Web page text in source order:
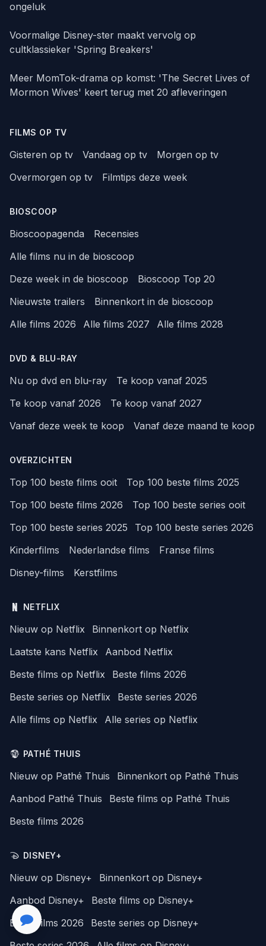
ongeluk
Voormalige Disney-ster maakt vervolg op
cultklassieker 'Spring Breakers'
Meer MomTok-drama op komst: 'The Secret Lives of
Mormon Wives' keert terug met 20 afleveringen
FILMS OP TV
Gisteren op tv Vandaag op tv
Morgen op tv
Overmorgen op tv
Filmtips deze week
BIOSCOOP
Bioscoopagenda
Recensies
Alle films nu in de bioscoop
Deze week in de bioscoop
Bioscoop Top 20
Nieuwste trailers
Binnenkort in de bioscoop
Alle films 2026
Alle films 2027 Alle films 2028
DVD & BLU-RAY
Nu op dvd en blu-ray
Te koop vanaf 2025
Te koop vanaf 2026
Te koop vanaf 2027
Vanaf deze week te koop
Vanaf deze maand te koop
OVERZICHTEN
Top 100 beste films ooit
Top 100 beste films 2025
Top 100 beste films 2026
Top 100 beste series ooit
Top 100 beste series 2025
Top 100 beste series 2026
Kinderfilms
Nederlandse films
Franse films
Disney-films
Kerstfilms
NETFLIX
Nieuw op Netflix
Binnenkort op Netflix
Laatste kans Netflix
Aanbod Netflix
Beste films op Netflix
Beste films 2026
Beste series op Netflix
Beste series 2026
Alle films op Netflix
Alle series op Netflix
PATHÉ THUIS
Nieuw op Pathé Thuis
Binnenkort op Pathé Thuis
Aanbod Pathé Thuis
Beste films op Pathé Thuis
Beste films 2026
DISNEY+
Nieuw op Disney+
Binnenkort op Disney+
Aanbod Disney+
Beste films op Disney+
Beste films 2026
Beste series op Disney+